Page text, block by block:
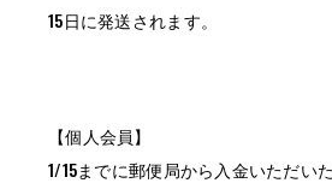
15日に発送されます。
【個人会員】
1/15までに郵便局から入金いただい